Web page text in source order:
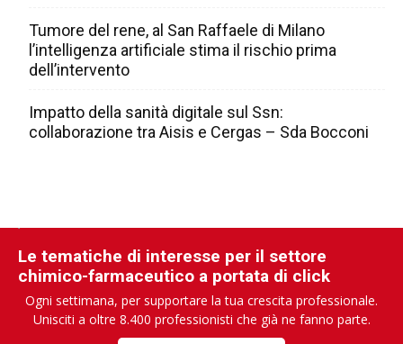
Tumore del rene, al San Raffaele di Milano
l’intelligenza artificiale stima il rischio prima
dell’intervento
Impatto della sanità digitale sul Ssn:
collaborazione tra Aisis e Cergas – Sda Bocconi
Le tematiche di interesse per il settore
chimico-farmaceutico a portata di click
Ogni settimana, per supportare la tua crescita professionale.
Unisciti a oltre 8.400 professionisti che già ne fanno parte.